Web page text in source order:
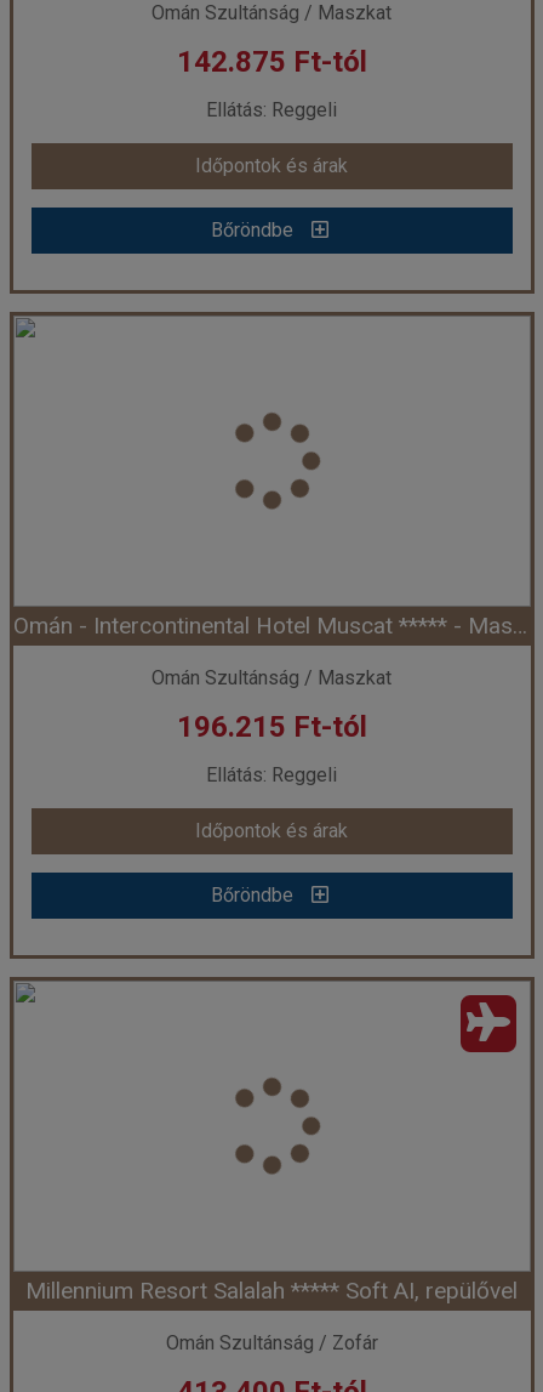
már 127.635 Ft-tól
Időpontok és árak
Bőröndbe
Omán Szultánság / Maszkat
142.875 Ft-tól
Ellátás: Reggeli
Időpontok és árak
Bőröndbe
Omán - Crowne Plaza Hotel **** - Maszkat (Egyéni)
Város: Maszkat
Utazás módja:
Egyénileg
Reggeli
Szálláskategória:
Városra néző szoba, 2 felnőtt
Időpont: 2026-08-07 | 4 éj
már 142.875 Ft-tól
Időpontok és árak
Bőröndbe
Omán - Intercontinental Hotel Muscat ***** - Maszkat (Egyéni) *****
Omán Szultánság / Maszkat
196.215 Ft-tól
Ellátás: Reggeli
Időpontok és árak
Bőröndbe
Omán - Intercontinental Hotel Muscat ***** - Maszkat (Egyéni) *****
Város: Maszkat
Utazás módja:
Egyénileg
Reggeli
Szálláskategória: Hotel *****
Prémium tengerre néző szoba , 2 felnőtt
Időpont: 2026-09-01 | 4 éj
Millennium Resort Salalah ***** Soft AI, repülővel
Omán Szultánság / Zofár